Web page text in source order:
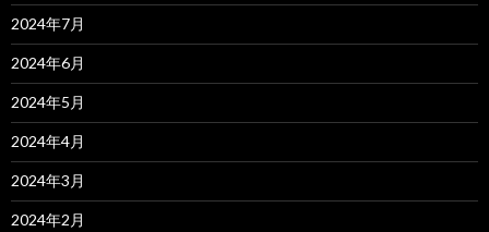
2024年7月
2024年6月
2024年5月
2024年4月
2024年3月
2024年2月